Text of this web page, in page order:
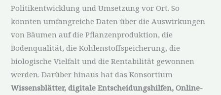
Politikentwicklung und Umsetzung vor Ort. So
konnten umfangreiche Daten über die Auswirkungen
von Bäumen auf die Pflanzenproduktion, die
Bodenqualität, die Kohlenstoffspeicherung, die
biologische Vielfalt und die Rentabilität gewonnen
werden. Darüber hinaus hat das Konsortium
Wissensblätter, digitale Entscheidungshilfen, Online-